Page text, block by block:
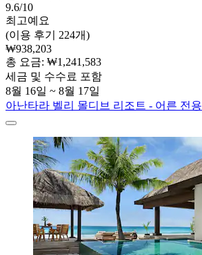
9.6/10
최고예요
(이용 후기 224개)
₩938,203
총 요금: ₩1,241,583
세금 및 수수료 포함
8월 16일 ~ 8월 17일
아난타라 벨리 몰디브 리조트 - 어른 전용